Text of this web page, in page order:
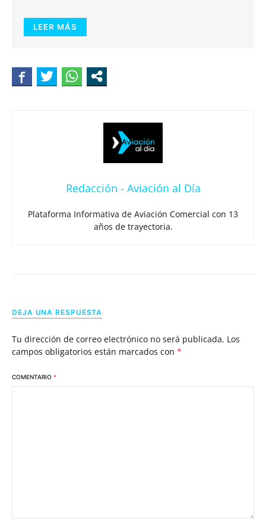
LEER MÁS
Redacción - Aviación al Día
Plataforma Informativa de Aviación Comercial con 13
años de trayectoria.
DEJA UNA RESPUESTA
Tu dirección de correo electrónico no será publicada. Los
campos obligatorios están marcados con *
COMENTARIO *